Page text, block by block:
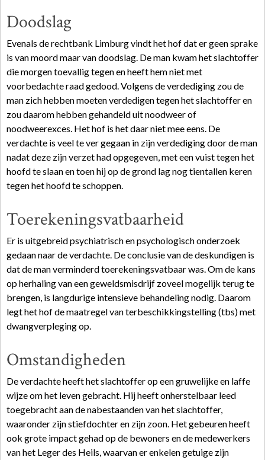
Doodslag
Evenals de rechtbank Limburg vindt het hof dat er geen sprake
is van moord maar van doodslag. De man kwam het slachtoffer
die morgen toevallig tegen en heeft hem niet met
voorbedachte raad gedood. Volgens de verdediging zou de
man zich hebben moeten verdedigen tegen het slachtoffer en
zou daarom hebben gehandeld uit noodweer of
noodweerexces. Het hof is het daar niet mee eens. De
verdachte is veel te ver gegaan in zijn verdediging door de man
nadat deze zijn verzet had opgegeven, met een vuist tegen het
hoofd te slaan en toen hij op de grond lag nog tientallen keren
tegen het hoofd te schoppen.
Toerekeningsvatbaarheid
Er is uitgebreid psychiatrisch en psychologisch onderzoek
gedaan naar de verdachte. De conclusie van de deskundigen is
dat de man verminderd toerekeningsvatbaar was. Om de kans
op herhaling van een geweldsmisdrijf zoveel mogelijk terug te
brengen, is langdurige intensieve behandeling nodig. Daarom
legt het hof de maatregel van terbeschikkingstelling (tbs) met
dwangverpleging op.
Omstandigheden
De verdachte heeft het slachtoffer op een gruwelijke en laffe
wijze om het leven gebracht. Hij heeft onherstelbaar leed
toegebracht aan de nabestaanden van het slachtoffer,
waaronder zijn stiefdochter en zijn zoon. Het gebeuren heeft
ook grote impact gehad op de bewoners en de medewerkers
van het Leger des Heils, waarvan er enkelen getuige zijn